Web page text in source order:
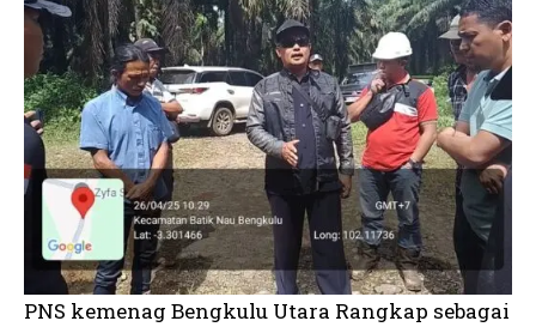
PNS kemenag Bengkulu Utara Rangkap sebagai